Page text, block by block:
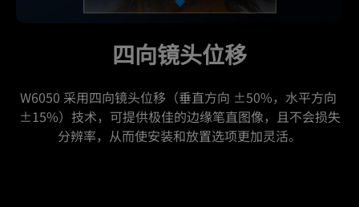
四向镜头位移
W6050 采用四向镜头位移（垂直方向 ±50%，水平方向
±15%）技术，可提供极佳的边缘笔直图像，且不会损失
分辨率，从而使安装和放置选项更加灵活。